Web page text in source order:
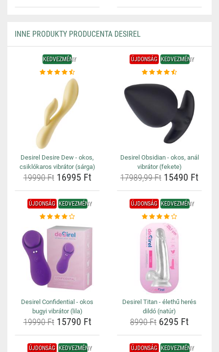
INNE PRODUKTY PRODUCENTA DESIREL
KEDVEZMÉNY
Desirel Desire Dew - okos,
csiklókaros vibrátor (sárga)
19990 Ft16995 Ft
ÚJDONSÁG KEDVEZMÉNY
Desirel Obsidian - okos, anál
vibrátor (fekete)
17989,99 Ft 15490 Ft
ÚJDONSÁG KEDVEZMÉNY
Desirel Confidential - okos
bugyi vibrátor (lila)
19990 Ft15790 Ft
ÚJDONSÁG KEDVEZMÉNY
Desirel Titan - élethű herés
dildó (natúr)
8990 Ft 6295 Ft
ÚJDONSÁG KEDVEZMÉNY ÚJDONSÁG KEDVEZMÉNY